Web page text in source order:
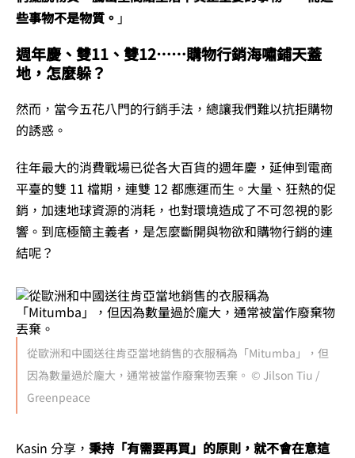
些事物不是物質。 」
週年慶、雙11、雙12……購物行銷海嘯鋪天蓋
地，怎麼躲？
然而，當今五花八門的行銷手法，總讓我們難以抗拒購物
的誘惑。
往年最大的消費戰場已從各大百貨的週年慶，延伸到電商
平臺的雙 11 檔期，連雙 12 都應運而生。大量、狂熱的促
銷，加速地球資源的消耗，也對環境造成了不可忽視的影
響。到底極簡主義者，是怎麼斷開與物欲和購物行銷的連
結呢？
從歐洲和中國送往肯亞當地銷售的衣服稱為「Mitumba」，但
因為數量過於龐大，通常被當作廢棄物丟棄。 © Jilson Tiu /
Greenpeace
Kasin 分享， 秉持「有需要再買」的原則，就不會在意這